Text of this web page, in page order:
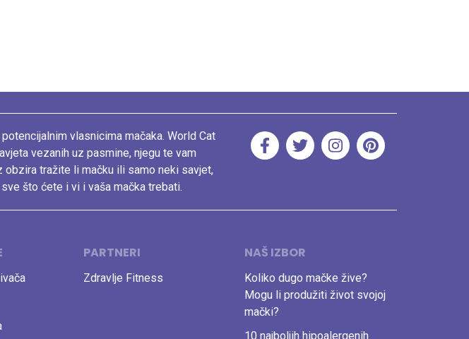
vlasnicima mačaka. World Cat
vezanih uz pasmine, njegu te vam
tražite li mačku ili samo neki savjet,
što ćete i vi i vaša mačka trebati.
PARTNERI
Zdravlje Fitness
NAŠ IZBOR
Koliko dugo mačke žive?
Mogu li produžiti život svojoj
mački?
10 najboljih hipoalergenih